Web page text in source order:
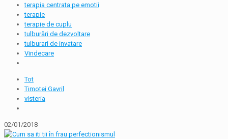
terapia centrata pe emotii
terapie
terapie de cuplu
tulburări de dezvoltare
tulburari de invatare
Vindecare
Tot
Timotei Gavril
visteria
02/01/2018